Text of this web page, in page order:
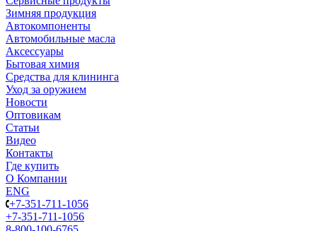
Зимняя продукция
Автокомпоненты
Автомобильные масла
Аксессуары
Бытовая химия
Средства для клининга
Уход за оружием
Новости
Оптовикам
Статьи
Видео
Контакты
Где купить
О Компании
ENG
+7-351-711-1056
+7-351-711-1056